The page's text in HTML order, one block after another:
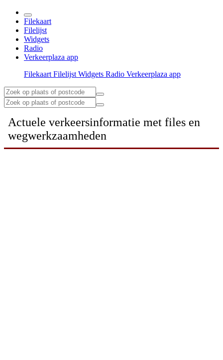
Filekaart
Filelijst
Widgets
Radio
Verkeerplaza app
Filekaart Filelijst Widgets Radio Verkeerplaza app
Actuele verkeersinformatie met files en
wegwerkzaamheden